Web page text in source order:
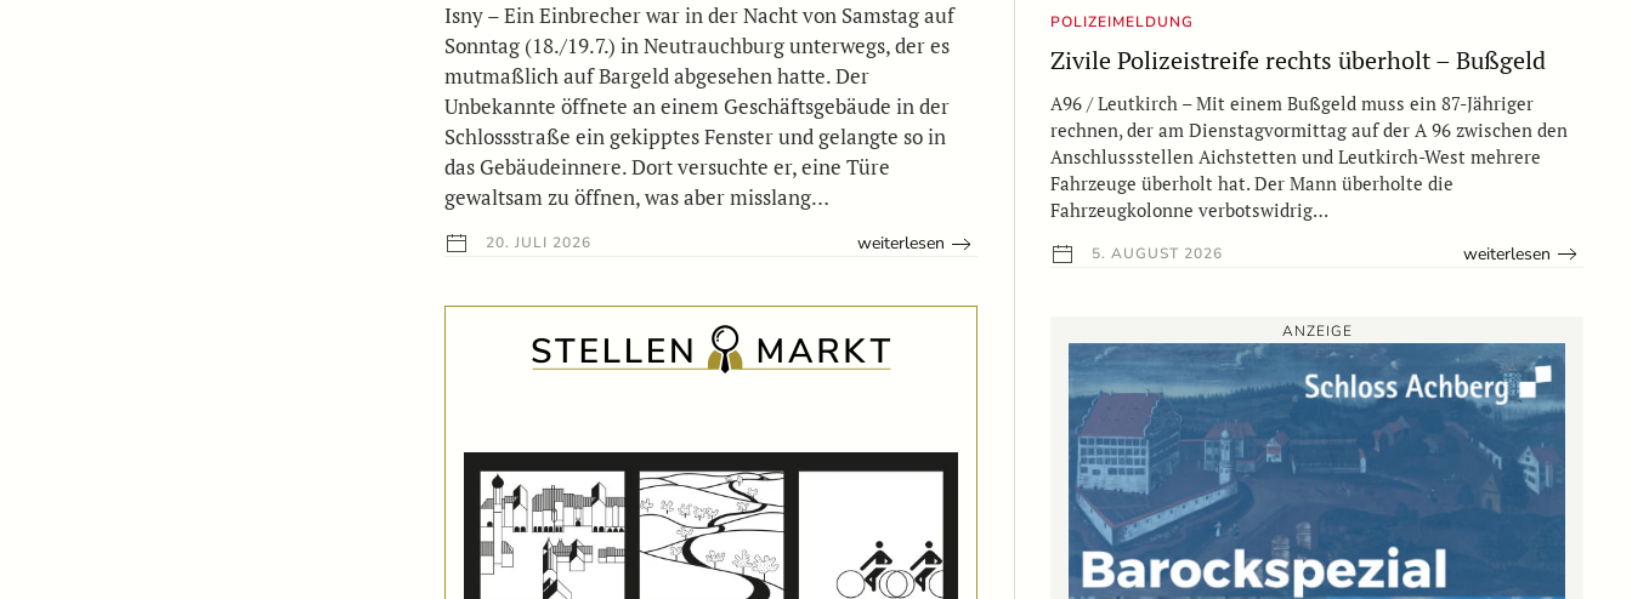
Isny – Ein Einbrecher war in der Nacht von Samstag auf
Sonntag (18./19.7.) in Neutrauchburg unterwegs, der es
mutmaßlich auf Bargeld abgesehen hatte. Der
Unbekannte öffnete an einem Geschäftsgebäude in der
Schlossstraße ein gekipptes Fenster und gelangte so in
das Gebäudeinnere. Dort versuchte er, eine Türe
gewaltsam zu öffnen, was aber misslang…
20. JULI 2026 weiterlesen
POLIZEIMELDUNG
Zivile Polizeistreife rechts überholt – Bußgeld
A96 / Leutkirch – Mit einem Bußgeld muss ein 87-Jähriger
rechnen, der am Dienstagvormittag auf der A 96 zwischen den
Anschlussstellen Aichstetten und Leutkirch-West mehrere
Fahrzeuge überholt hat. Der Mann überholte die
Fahrzeugkolonne verbotswidrig…
5. AUGUST 2026 weiterlesen
ANZEIGE